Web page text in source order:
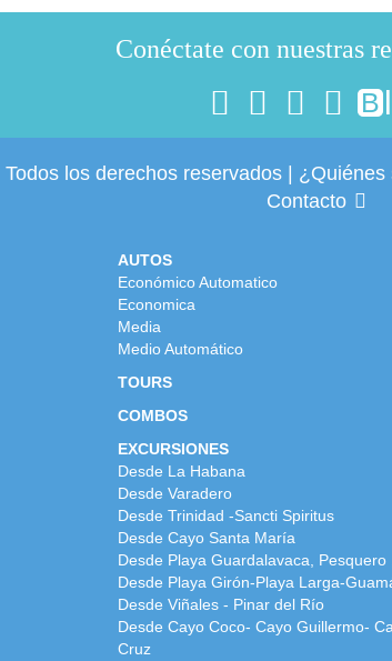
Conéctate con nuestras
B
Todos los derechos reservados | ¿Quiénes
Contacto
AUTOS
Económico Automatico
Economica
Media
Medio Automático
TOURS
COMBOS
EXCURSIONES
Desde La Habana
Desde Varadero
Desde Trinidad -Sancti Spiritus
Desde Cayo Santa María
Desde Playa Guardalavaca, Pesquero
Desde Playa Girón-Playa Larga-
Desde Viñales - Pinar del Río
Desde Cayo Coco- Cayo Guillermo-
Cruz